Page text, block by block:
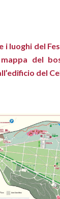
i luoghi del
del
del